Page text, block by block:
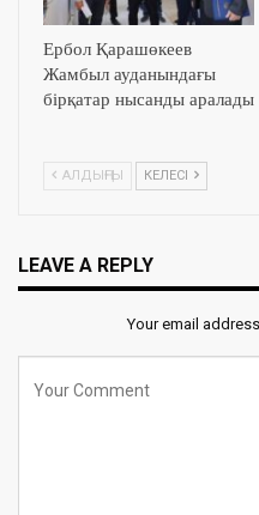
Ербол Қарашөкеев
Жамбыл ауданындағы
бірқатар нысанды аралады
АЛДЫҢҒЫ КЕЛЕСІ
LEAVE A REPLY
Your email